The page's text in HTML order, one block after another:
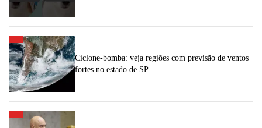
Ciclone-bomba: veja regiões com previsão de ventos
fortes no estado de SP